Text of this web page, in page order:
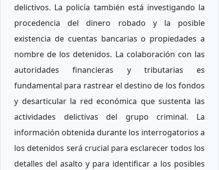
delictivos. La policía también está investigando la
procedencia del dinero robado y la posible
existencia de cuentas bancarias o propiedades a
nombre de los detenidos. La colaboración con las
autoridades financieras y tributarias es
fundamental para rastrear el destino de los fondos
y desarticular la red económica que sustenta las
actividades delictivas del grupo criminal. La
información obtenida durante los interrogatorios a
los detenidos será crucial para esclarecer todos los
detalles del asalto y para identificar a los posibles